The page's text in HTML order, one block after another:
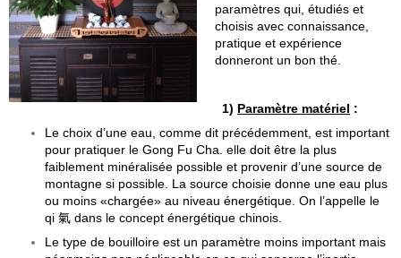
paramètres qui, étudiés et
choisis avec connaissance,
pratique et expérience
donneront un bon thé.
1) Paramètre matériel :
Le choix d’une eau, comme dit précédemment, est important
pour pratiquer le Gong Fu Cha. elle doit être la plus
faiblement minéralisée possible et provenir d’une source de
montagne si possible. La source choisie donne une eau plus
ou moins «chargée» au niveau énergétique. On l’appelle le
qi 氣 dans le concept énergétique chinois.
Le type de bouilloire est un paramètre moins important mais